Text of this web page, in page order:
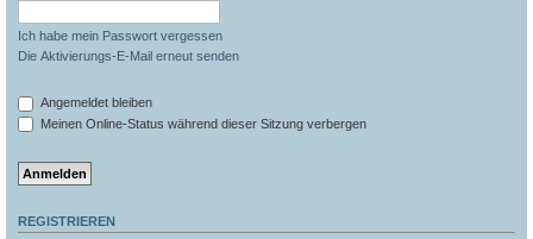
Ich habe mein Passwort vergessen
Die Aktivierungs-E-Mail erneut senden
Angemeldet bleiben
Meinen Online-Status während dieser Sitzung verbergen
REGISTRIEREN